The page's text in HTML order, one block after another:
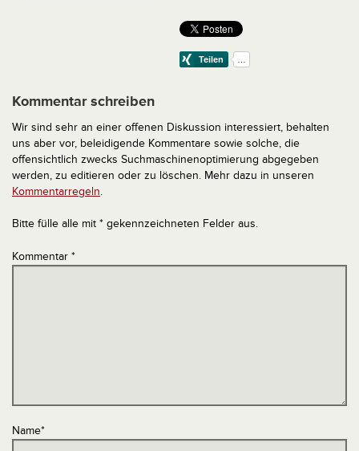
Kommentar schreiben
Wir sind sehr an einer offenen Diskussion interessiert, behalten
uns aber vor, beleidigende Kommentare sowie solche, die
offensichtlich zwecks Suchmaschinenoptimierung abgegeben
werden, zu editieren oder zu löschen. Mehr dazu in unseren
Kommentarregeln.
Bitte fülle alle mit * gekennzeichneten Felder aus.
Kommentar *
Name*